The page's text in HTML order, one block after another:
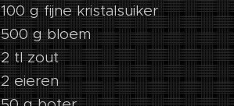
100 g fijne kristalsuiker
500 g bloem
2 tl zout
2 eieren